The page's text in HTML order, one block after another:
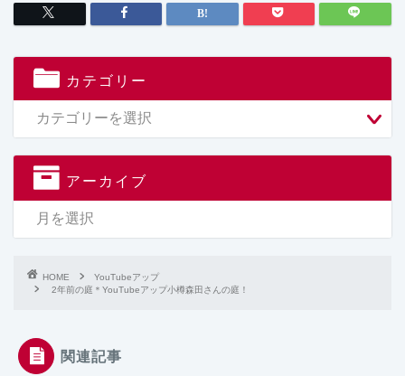
カテゴリー
アーカイブ
HOME
YouTubeアップ
2年前の庭＊YouTubeアップ小樽森田さんの庭！
関連記事